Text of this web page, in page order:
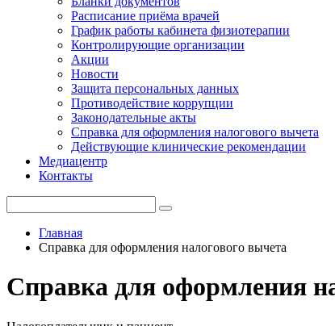
Расписание приёма врачей
График работы кабинета физиотерапии
Контролирующие организации
Акции
Новости
Защита персональных данных
Противодействие коррупции
Законодательные акты
Справка для оформления налогового вычета
Действующие клинические рекомендации
Медиацентр
Контакты
Главная
Справка для оформления налогового вычета
Справка для оформления